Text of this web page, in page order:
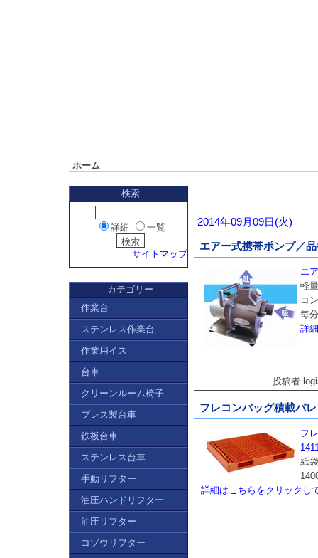
ホーム
2014年09月09日(火)
エアー式携帯ポンプ／
エ
軽
コ
毎
詳
投稿者
フレコンバッグ積載パ
フ
紙
詳細はこちらをクリックし
検索
詳細 一覧
サイトマップ
カテゴリー
作業台
ステンレス作業台
作業用イス
台車
クリーンルーム椅子
プレス製台車
鉄板台車
ステンレス台車
手動リフター
油圧ハンドリフター
油圧リフター
コゾウリフター